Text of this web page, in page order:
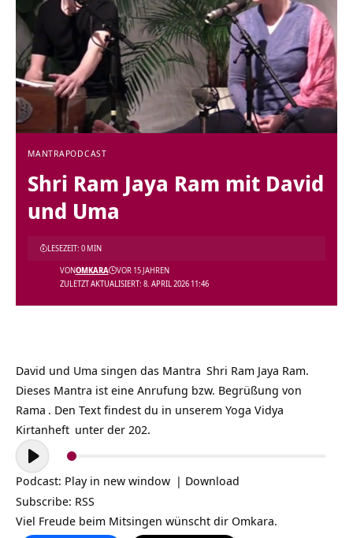
MANTRAPODCAST
Shri Ram Jaya Ram mit David
und Uma
ZULETZT AKTUALISIERT: 8. APRIL 2026 11:46
VONOMKARA VOR 15 JAHREN
LESEZEIT: 0 MIN
David und Uma singen das Mantra Shri Ram Jaya Ram.
Dieses Mantra ist eine Anrufung bzw. Begrüßung von
Rama . Den Text findest du in unserem Yoga Vidya
Kirtanheft unter der 202.
Audio-
Player
Podcast: Play in new window | Download
Subscribe: RSS
Viel Freude beim Mitsingen wünscht dir Omkara.